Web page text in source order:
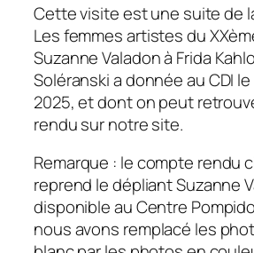
Cette visite est une suite de
Les femmes artistes du
Suzanne Valadon à Frida
Soléranski a donnée au CDI le
2025, et dont on peut
rendu sur notre site.
Remarque : le compte rendu
reprend le dépliant Suzanne
disponible au Centre
nous avons remplacé les